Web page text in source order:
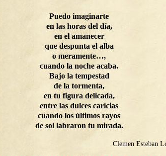
Puedo imaginarte
en las horas del día,
en el amanecer
que despunta el alba
o meramente…,
cuando la noche acaba.
Bajo la tempestad
de la tormenta,
en tu figura delicada,
entre las dulces caricias
cuando los últimos rayos
de sol labraron tu mirada.
Clemen Esteban